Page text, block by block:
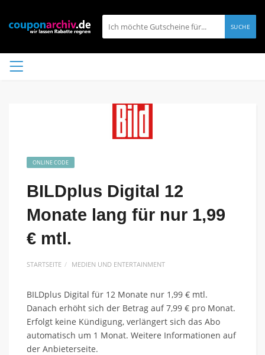
SUCHE
ONLINE CODE
BILDplus Digital 12
Monate lang für nur 1,99
€ mtl.
STARTSEITE MEDIEN UND ENTERTAINMENT
BILDplus Digital für 12 Monate nur 1,99 € mtl.
Danach erhöht sich der Betrag auf 7,99 € pro Monat.
Erfolgt keine Kündigung, verlängert sich das Abo
automatisch um 1 Monat. Weitere Informationen auf
der Anbieterseite.